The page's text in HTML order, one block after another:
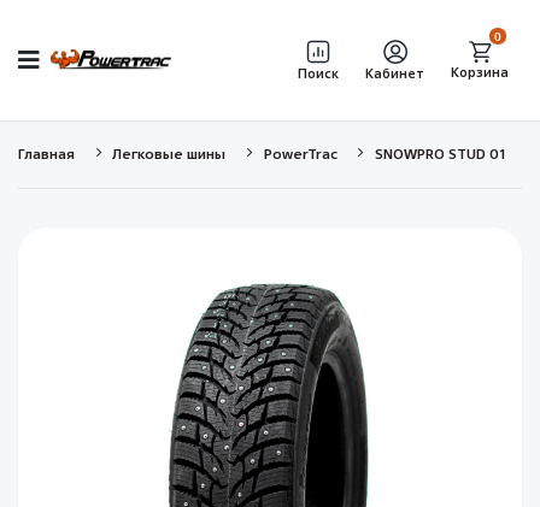
Поиск Кабинет Корзина
0
Главная Легковые шины PowerTrac SNOWPRO STUD 01